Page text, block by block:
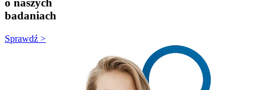
o naszych
badaniach
Sprawdź >